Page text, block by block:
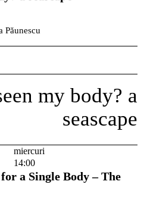
Păunescu
miercuri
14:00
a Single Body – The